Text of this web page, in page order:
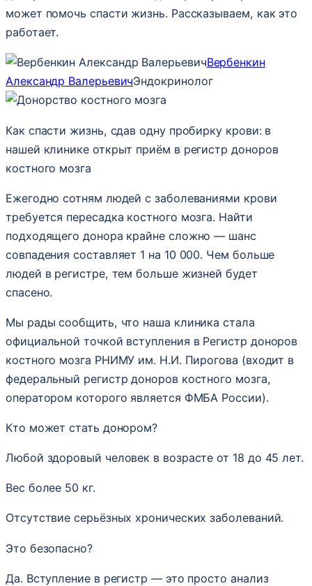
может помочь спасти жизнь. Рассказываем, как это
работает.
Вербенкин
Александр ВалерьевичЭндокринолог
Как спасти жизнь, сдав одну пробирку крови: в
нашей клинике открыт приём в регистр доноров
костного мозга
Ежегодно сотням людей с заболеваниями крови
требуется пересадка костного мозга. Найти
подходящего донора крайне сложно — шанс
совпадения составляет 1 на 10 000. Чем больше
людей в регистре, тем больше жизней будет
спасено.
Мы рады сообщить, что наша клиника стала
официальной точкой вступления в Регистр доноров
костного мозга РНИМУ им. Н.И. Пирогова (входит в
федеральный регистр доноров костного мозга,
оператором которого является ФМБА России).
Кто может стать донором?
Любой здоровый человек в возрасте от 18 до 45 лет.
Вес более 50 кг.
Отсутствие серьёзных хронических заболеваний.
Это безопасно?
Да. Вступление в регистр — это просто анализ